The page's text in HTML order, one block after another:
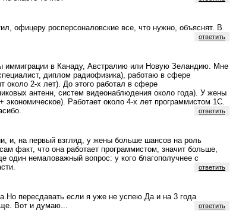
офицеру росперсоналовские все, что нужно, объяснят. В
ответить
иммиграции в Канаду, Австралию или Новую Зеландию. Мне
диплом радиофизика), работаю в сфере
около 2-х лет). До этого работал в сфере
антенн, систем видеонаблюдения около года). У жены
Работает около 4-х лет программистом 1С.
ответить
и, на первый взгляд, у жены больше шансов на роль
факт, что она работает программистом, значит больше,
один немаловажный вопрос: у кого благополучнее с
ответить
пересдавать если я уже не успею.Да и на 3 года
Вот и думаю...
ответить